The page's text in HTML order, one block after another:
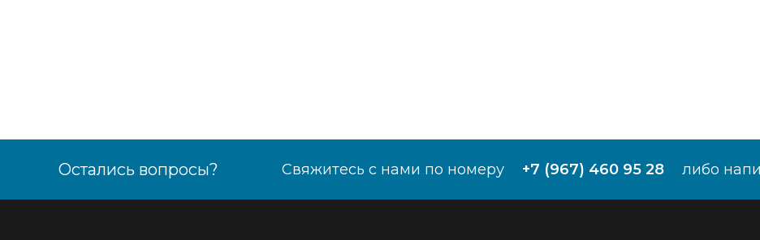
Остались вопросы? Свяжитесь с нами по номеру +7 (967) 460 95 28 либо